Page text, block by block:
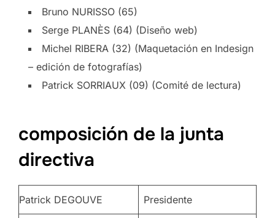
Bruno NURISSO (65)
Serge PLANÈS (64) (Diseño web)
Michel RIBERA (32) (Maquetación en Indesign
– edición de fotografías)
Patrick SORRIAUX (09) (Comité de lectura)
composición de la junta
directiva
Patrick DEGOUVE Presidente